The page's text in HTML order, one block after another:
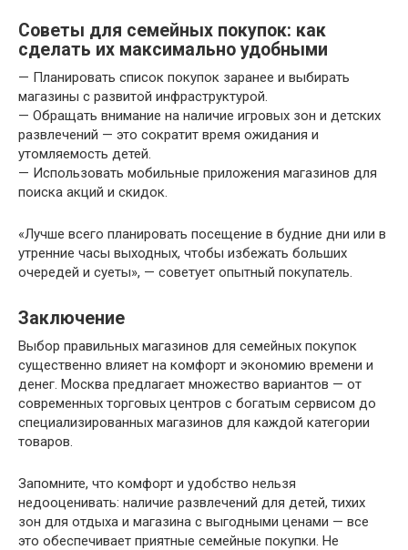
Советы для семейных покупок: как
сделать их максимально удобными
— Планировать список покупок заранее и выбирать
магазины с развитой инфраструктурой.
— Обращать внимание на наличие игровых зон и детских
развлечений — это сократит время ожидания и
утомляемость детей.
— Использовать мобильные приложения магазинов для
поиска акций и скидок.
«Лучше всего планировать посещение в будние дни или в
утренние часы выходных, чтобы избежать больших
очередей и суеты», — советует опытный покупатель.
Заключение
Выбор правильных магазинов для семейных покупок
существенно влияет на комфорт и экономию времени и
денег. Москва предлагает множество вариантов — от
современных торговых центров с богатым сервисом до
специализированных магазинов для каждой категории
товаров.
Запомните, что комфорт и удобство нельзя
недооценивать: наличие развлечений для детей, тихих
зон для отдыха и магазина с выгодными ценами — все
это обеспечивает приятные семейные покупки. Не